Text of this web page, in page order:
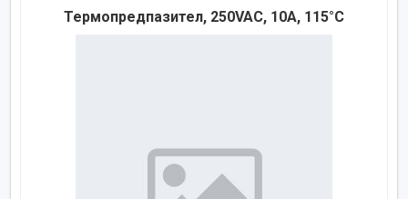
Термопредпазител, 250VAC, 10A, 115°C